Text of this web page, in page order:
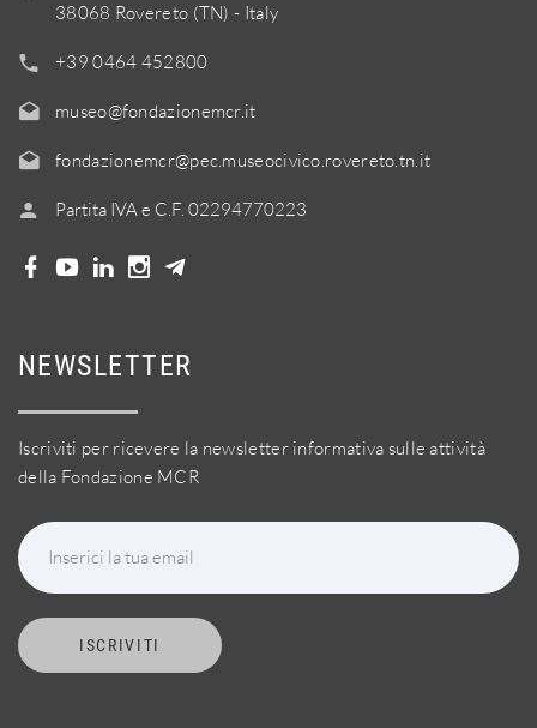
38068 Rovereto (TN) - Italy
+39 0464 452800
museo@fondazionemcr.it
fondazionemcr@pec.museocivico.rovereto.tn.it
Partita IVA e C.F. 02294770223
NEWSLETTER
Iscriviti per ricevere la newsletter informativa sulle attività
della Fondazione MCR
Inserici la tua email
ISCRIVITI